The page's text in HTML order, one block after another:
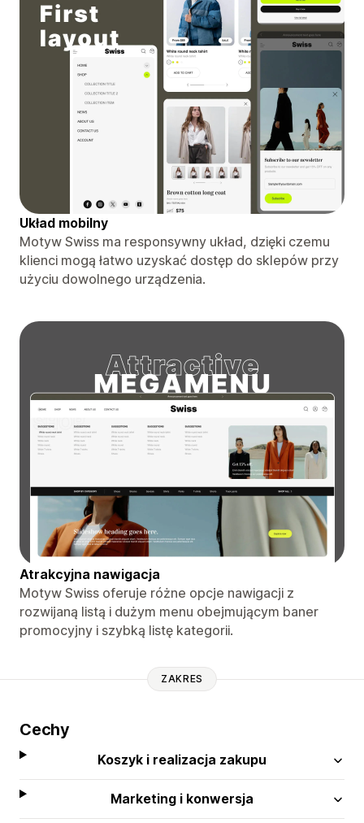
Układ mobilny
Motyw Swiss ma responsywny układ, dzięki czemu
klienci mogą łatwo uzyskać dostęp do sklepów przy
użyciu dowolnego urządzenia.
Atrakcyjna nawigacja
Motyw Swiss oferuje różne opcje nawigacji z
rozwijaną listą i dużym menu obejmującym baner
promocyjny i szybką listę kategorii.
ZAKRES
Cechy
Koszyk i realizacja zakupu
Marketing i konwersja